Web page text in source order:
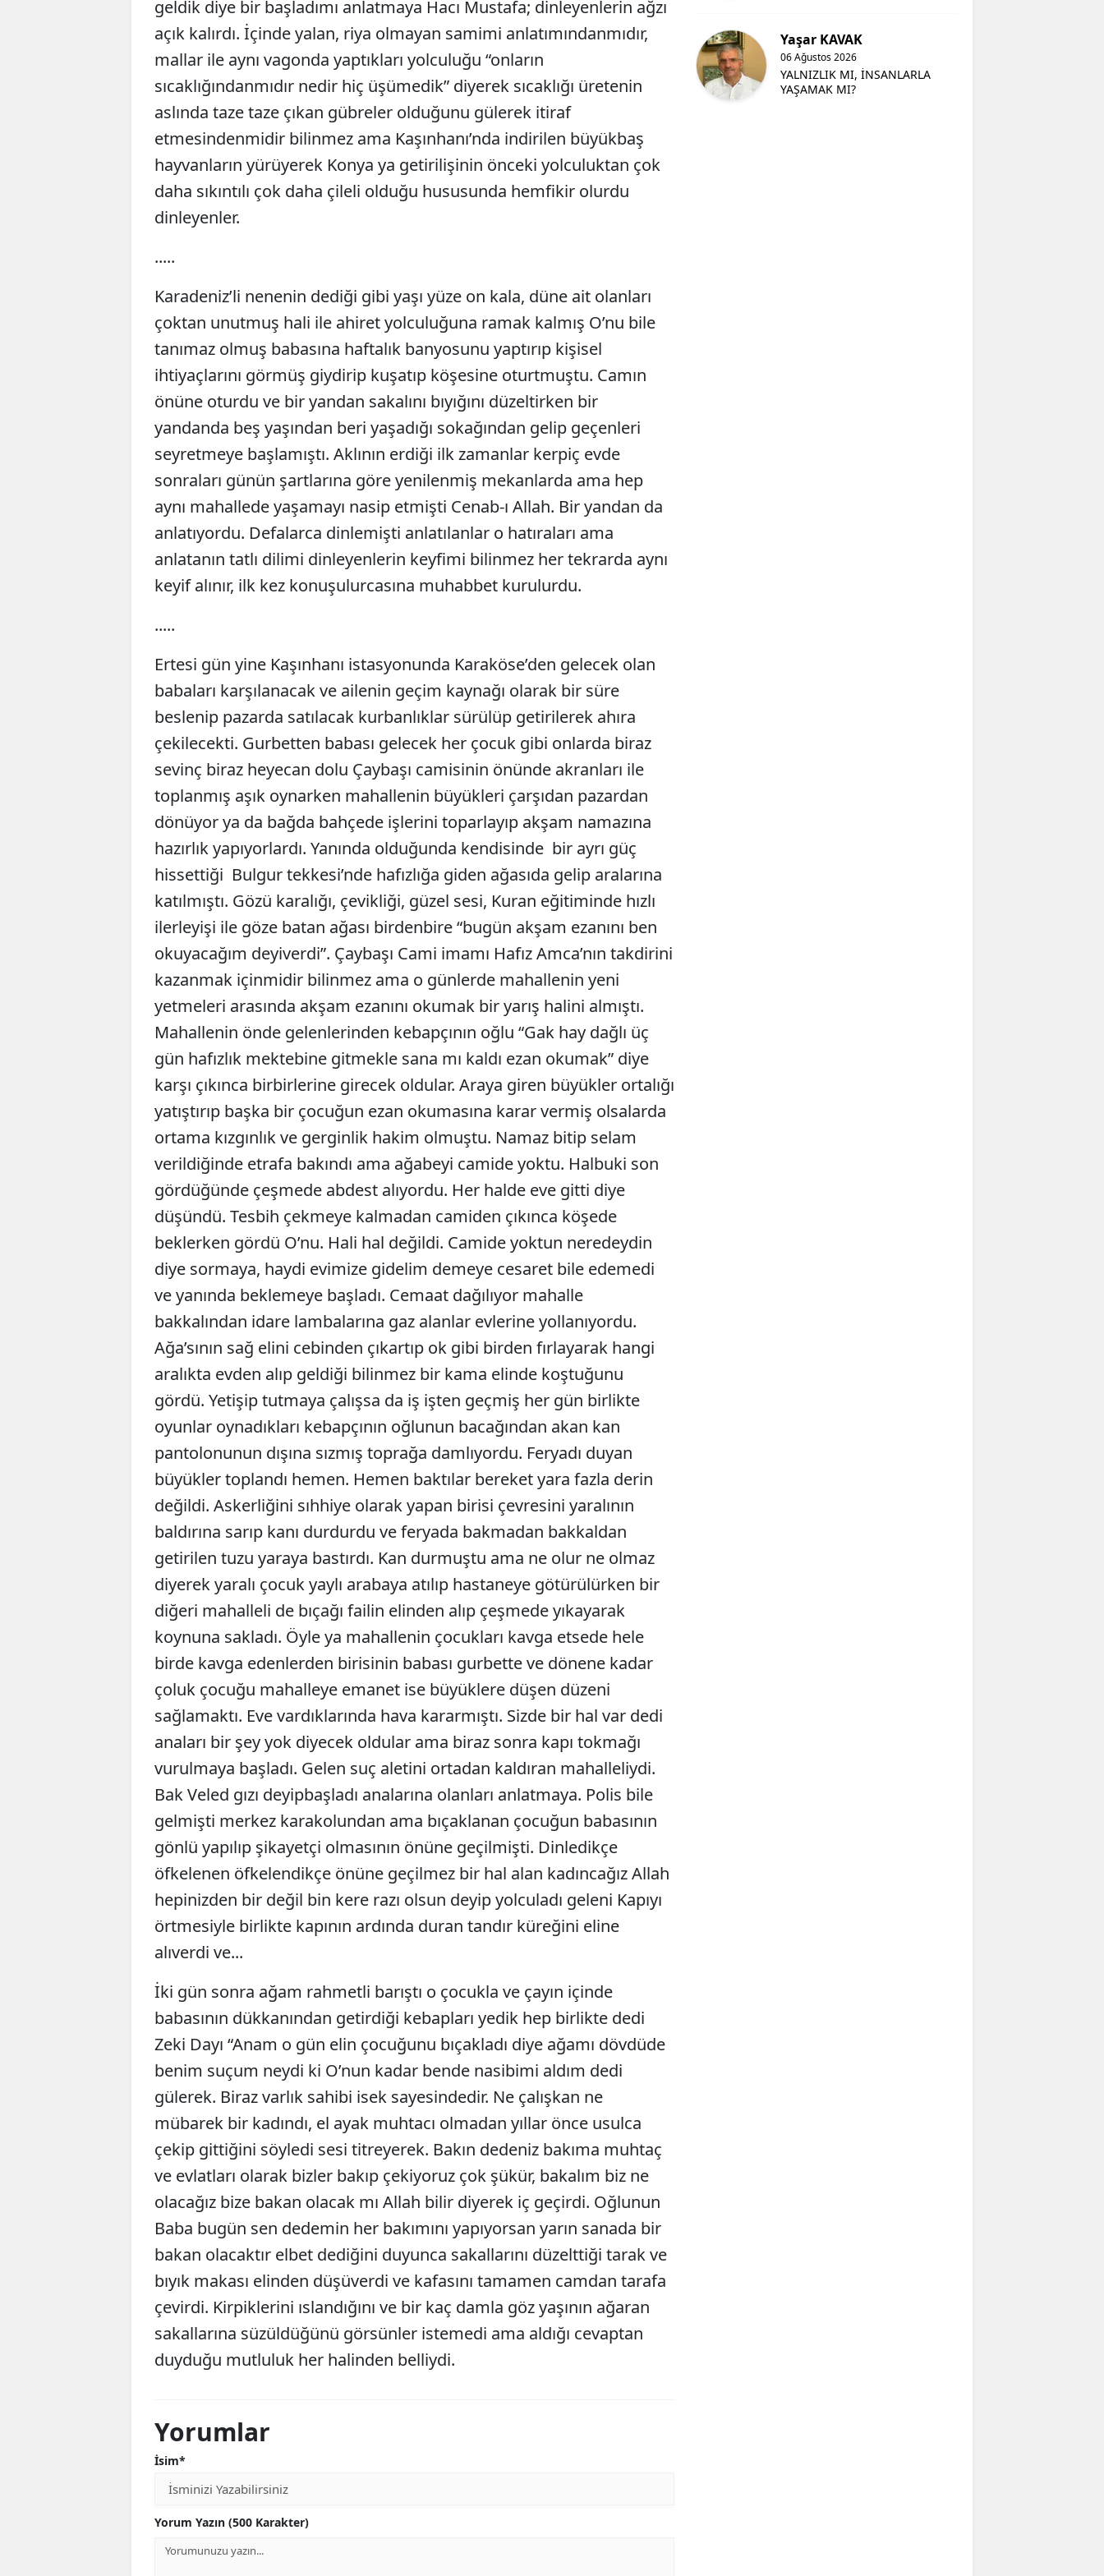
Bilecik
Bitlis
Burdur
Bursa
Çorum
Denizli
Diyarbakır
Elazığ
Erzincan
Erzurum
Gaziantep
Giresun
Hakkari
Hatay
Isparta
İstanbul
İzmir
Kars
Kastamonu
Kayseri
Kırklareli
Kırşehir
Kocaeli
Konya
Kütahya
Malatya
Manisa
Kahramanmaraş
Mardin
Muğla
Muş
Nevşehir
Niğde
Ordu
Rize
Sakarya
Samsun
Siirt
Sinop
Tekirdağ
Tokat
Tunceli
Şanlıurfa
Uşak
Yozgat
Zonguldak
Aksaray
Karaman
Kırıkkale
Batman
Şırnak
Ardahan
Iğdır
Karabük
Kilis
Osmaniye
geldik diye bir başladımı anlatmaya Hacı Mustafa; dinleyenlerin ağzı
açık kalırdı. İçinde yalan, riya olmayan samimi anlatımındanmıdır,
mallar ile aynı vagonda yaptıkları yolculuğu “onların
sıcaklığındanmıdır nedir hiç üşümedik” diyerek sıcaklığı üretenin
aslında taze taze çıkan gübreler olduğunu gülerek itiraf
etmesindenmidir bilinmez ama Kaşınhanı’nda indirilen büyükbaş
hayvanların yürüyerek Konya ya getirilişinin önceki yolculuktan çok
daha sıkıntılı çok daha çileli olduğu hususunda hemfikir olurdu
dinleyenler.
.....
Karadeniz’li nenenin dediği gibi yaşı yüze on kala, düne ait olanları
çoktan unutmuş hali ile ahiret yolculuğuna ramak kalmış O’nu bile
tanımaz olmuş babasına haftalık banyosunu yaptırıp kişisel
ihtiyaçlarını görmüş giydirip kuşatıp köşesine oturtmuştu. Camın
önüne oturdu ve bir yandan sakalını bıyığını düzeltirken bir
yandanda beş yaşından beri yaşadığı sokağından gelip geçenleri
seyretmeye başlamıştı. Aklının erdiği ilk zamanlar kerpiç evde
sonraları günün şartlarına göre yenilenmiş mekanlarda ama hep
aynı mahallede yaşamayı nasip etmişti Cenab-ı Allah. Bir yandan da
anlatıyordu. Defalarca dinlemişti anlatılanlar o hatıraları ama
anlatanın tatlı dilimi dinleyenlerin keyfimi bilinmez her tekrarda aynı
keyif alınır, ilk kez konuşulurcasına muhabbet kurulurdu.
.....
Ertesi gün yine Kaşınhanı istasyonunda Karaköse’den gelecek olan
babaları karşılanacak ve ailenin geçim kaynağı olarak bir süre
beslenip pazarda satılacak kurbanlıklar sürülüp getirilerek ahıra
çekilecekti. Gurbetten babası gelecek her çocuk gibi onlarda biraz
sevinç biraz heyecan dolu Çaybaşı camisinin önünde akranları ile
toplanmış aşık oynarken mahallenin büyükleri çarşıdan pazardan
dönüyor ya da bağda bahçede işlerini toparlayıp akşam namazına
hazırlık yapıyorlardı. Yanında olduğunda kendisinde bir ayrı güç
hissettiği Bulgur tekkesi’nde hafızlığa giden ağasıda gelip aralarına
katılmıştı. Gözü karalığı, çevikliği, güzel sesi, Kuran eğitiminde hızlı
ilerleyişi ile göze batan ağası birdenbire “bugün akşam ezanını ben
okuyacağım deyiverdi”. Çaybaşı Cami imamı Hafız Amca’nın takdirini
kazanmak içinmidir bilinmez ama o günlerde mahallenin yeni
yetmeleri arasında akşam ezanını okumak bir yarış halini almıştı.
Mahallenin önde gelenlerinden kebapçının oğlu “Gak hay dağlı üç
gün hafızlık mektebine gitmekle sana mı kaldı ezan okumak” diye
karşı çıkınca birbirlerine girecek oldular. Araya giren büyükler ortalığı
yatıştırıp başka bir çocuğun ezan okumasına karar vermiş olsalarda
ortama kızgınlık ve gerginlik hakim olmuştu. Namaz bitip selam
verildiğinde etrafa bakındı ama ağabeyi camide yoktu. Halbuki son
gördüğünde çeşmede abdest alıyordu. Her halde eve gitti diye
düşündü. Tesbih çekmeye kalmadan camiden çıkınca köşede
beklerken gördü O’nu. Hali hal değildi. Camide yoktun neredeydin
diye sormaya, haydi evimize gidelim demeye cesaret bile edemedi
ve yanında beklemeye başladı. Cemaat dağılıyor mahalle
bakkalından idare lambalarına gaz alanlar evlerine yollanıyordu.
Ağa’sının sağ elini cebinden çıkartıp ok gibi birden fırlayarak hangi
aralıkta evden alıp geldiği bilinmez bir kama elinde koştuğunu
gördü. Yetişip tutmaya çalışsa da iş işten geçmiş her gün birlikte
oyunlar oynadıkları kebapçının oğlunun bacağından akan kan
pantolonunun dışına sızmış toprağa damlıyordu. Feryadı duyan
büyükler toplandı hemen. Hemen baktılar bereket yara fazla derin
değildi. Askerliğini sıhhiye olarak yapan birisi çevresini yaralının
baldırına sarıp kanı durdurdu ve feryada bakmadan bakkaldan
getirilen tuzu yaraya bastırdı. Kan durmuştu ama ne olur ne olmaz
diyerek yaralı çocuk yaylı arabaya atılıp hastaneye götürülürken bir
diğeri mahalleli de bıçağı failin elinden alıp çeşmede yıkayarak
koynuna sakladı. Öyle ya mahallenin çocukları kavga etsede hele
birde kavga edenlerden birisinin babası gurbette ve dönene kadar
çoluk çocuğu mahalleye emanet ise büyüklere düşen düzeni
sağlamaktı. Eve vardıklarında hava kararmıştı. Sizde bir hal var dedi
anaları bir şey yok diyecek oldular ama biraz sonra kapı tokmağı
vurulmaya başladı. Gelen suç aletini ortadan kaldıran mahalleliydi.
Bak Veled gızı deyipbaşladı analarına olanları anlatmaya. Polis bile
gelmişti merkez karakolundan ama bıçaklanan çocuğun babasının
gönlü yapılıp şikayetçi olmasının önüne geçilmişti. Dinledikçe
öfkelenen öfkelendikçe önüne geçilmez bir hal alan kadıncağız Allah
hepinizden bir değil bin kere razı olsun deyip yolculadı geleni Kapıyı
örtmesiyle birlikte kapının ardında duran tandır küreğini eline
alıverdi ve...
İki gün sonra ağam rahmetli barıştı o çocukla ve çayın içinde
babasının dükkanından getirdiği kebapları yedik hep birlikte dedi
Zeki Dayı “Anam o gün elin çocuğunu bıçakladı diye ağamı dövdüde
benim suçum neydi ki O’nun kadar bende nasibimi aldım dedi
gülerek. Biraz varlık sahibi isek sayesindedir. Ne çalışkan ne
mübarek bir kadındı, el ayak muhtacı olmadan yıllar önce usulca
çekip gittiğini söyledi sesi titreyerek. Bakın dedeniz bakıma muhtaç
ve evlatları olarak bizler bakıp çekiyoruz çok şükür, bakalım biz ne
olacağız bize bakan olacak mı Allah bilir diyerek iç geçirdi. Oğlunun
Baba bugün sen dedemin her bakımını yapıyorsan yarın sanada bir
bakan olacaktır elbet dediğini duyunca sakallarını düzelttiği tarak ve
bıyık makası elinden düşüverdi ve kafasını tamamen camdan tarafa
çevirdi. Kirpiklerini ıslandığını ve bir kaç damla göz yaşının ağaran
sakallarına süzüldüğünü görsünler istemedi ama aldığı cevaptan
duyduğu mutluluk her halinden belliydi.
Yorumlar
İsim*
Yorum Yazın (500 Karakter)
Yaşar KAVAK
06 Ağustos 2026
YALNIZLIK MI, İNSANLARLA
YAŞAMAK MI?